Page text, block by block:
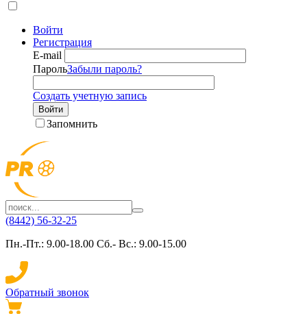
Войти
Регистрация
E-mail
ПарольЗабыли пароль?
Создать учетную запись
Войти
Запомнить
(8442) 56-32-25
Пн.-Пт.: 9.00-18.00 Сб.- Вс.: 9.00-15.00
Обратный звонок